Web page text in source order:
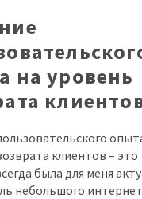
на уровень
клиентов – это
была для меня
небольшого